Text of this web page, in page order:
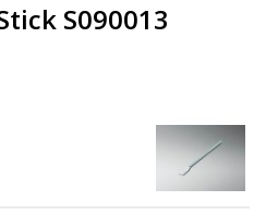
S090013